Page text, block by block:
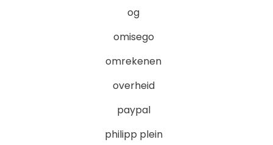
og
omisego
omrekenen
overheid
paypal
philipp plein